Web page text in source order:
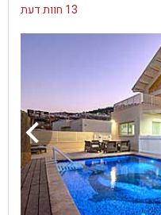
13 חוות דעת